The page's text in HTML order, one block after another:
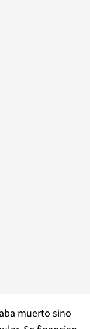
muerto sino